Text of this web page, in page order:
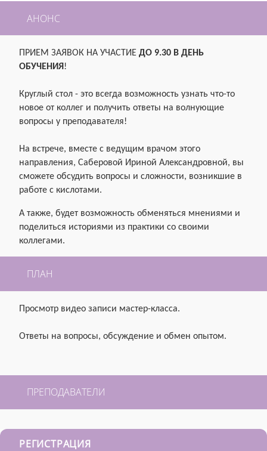
АНОНС
ПРИЕМ ЗАЯВОК НА УЧАСТИЕ ДО 9.30 В ДЕНЬ
ОБУЧЕНИЯ!
Круглый стол - это всегда возможность узнать что-то
новое от коллег и получить ответы на волнующие
вопросы у преподавателя!
На встрече, вместе c ведущим врачом этого
направления, Саберовой Ириной Александровной, вы
сможете обсудить вопросы и сложности, возникшие в
работе с кислотами.
А также, будет возможность обменяться мнениями и
поделиться историями из практики со своими
коллегами.
ПЛАН
Просмотр видео записи мастер-класса.
Ответы на вопросы, обсуждение и обмен опытом.
ПРЕПОДАВАТЕЛИ
РЕГИСТРАЦИЯ